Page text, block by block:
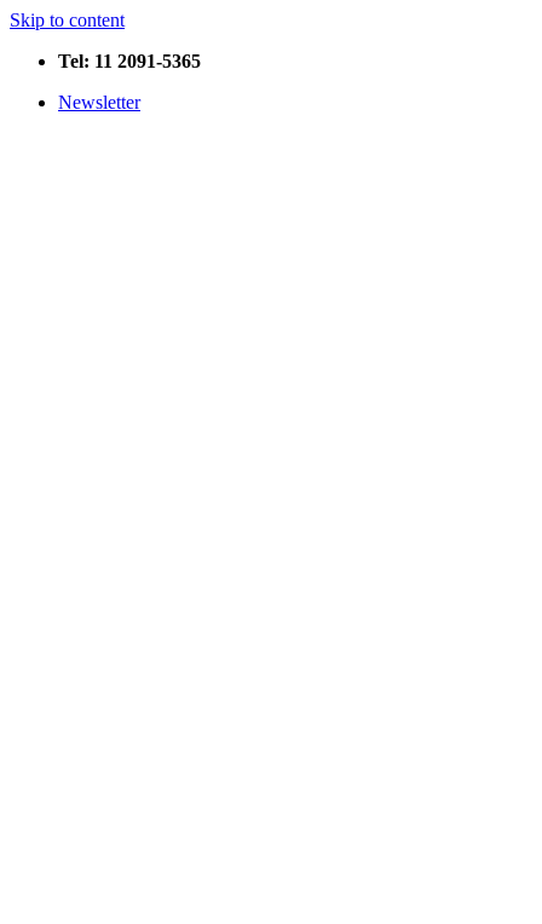
Skip to content
Tel: 11 2091-5365
Newsletter